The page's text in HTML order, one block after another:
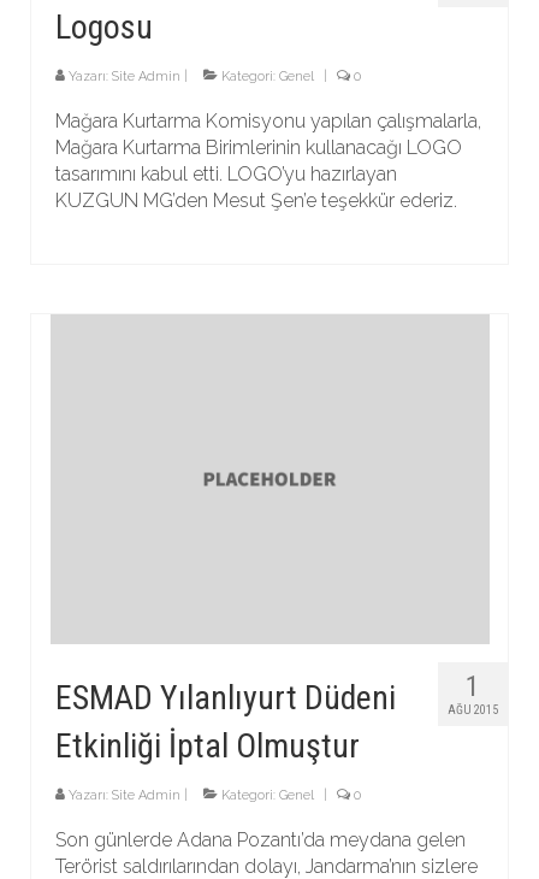
Logosu
Yazarı: Site Admin Kategori: Genel 0
Mağara Kurtarma Komisyonu yapılan çalışmalarla,
Mağara Kurtarma Birimlerinin kullanacağı LOGO
tasarımını kabul etti. LOGO’yu hazırlayan
KUZGUN MG’den Mesut Şen’e teşekkür ederiz.
1
AĞU 2015
ESMAD Yılanlıyurt Düdeni
Etkinliği İptal Olmuştur
Yazarı: Site Admin Kategori: Genel 0
Son günlerde Adana Pozantı’da meydana gelen
Terörist saldırılarından dolayı, Jandarma’nın sizlere